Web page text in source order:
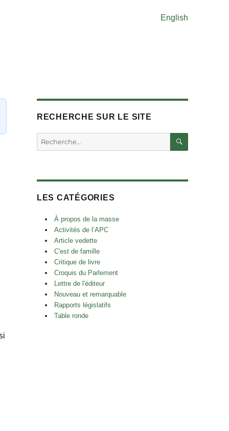
English
RECHERCHE SUR LE SITE
Rechercher :
LES CATÉGORIES
À propos de la masse
Activités de l’APC
Article vedette
C'est de famille
Critique de livre
Croquis du Parlement
Lettre de l'éditeur
Nouveau et remarquable
Rapports législatifs
Table ronde